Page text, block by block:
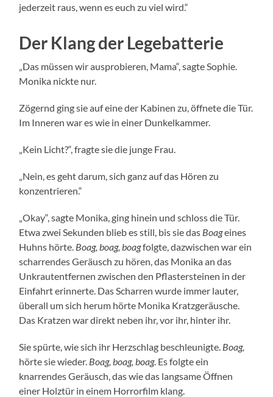
jederzeit raus, wenn es euch zu viel wird.“
Der Klang der Legebatterie
„Das müssen wir ausprobieren, Mama“, sagte Sophie.
Monika nickte nur.
Zögernd ging sie auf eine der Kabinen zu, öffnete die Tür.
Im Inneren war es wie in einer Dunkelkammer.
„Kein Licht?“, fragte sie die junge Frau.
„Nein, es geht darum, sich ganz auf das Hören zu
konzentrieren.“
„Okay“, sagte Monika, ging hinein und schloss die Tür.
Etwa zwei Sekunden blieb es still, bis sie das Boageines
Huhns hörte. Boag, boag, boagfolgte, dazwischen war ein
scharrendes Geräusch zu hören, das Monika an das
Unkrautentfernen zwischen den Pflastersteinen in der
Einfahrt erinnerte. Das Scharren wurde immer lauter,
überall um sich herum hörte Monika Kratzgeräusche.
Das Kratzen war direkt neben ihr, vor ihr, hinter ihr.
Sie spürte, wie sich ihr Herzschlag beschleunigte. Boag,
hörte sie wieder. Boag, boag, boag. Es folgte ein
knarrendes Geräusch, das wie das langsame Öffnen
einer Holztür in einem Horrorfilm klang.